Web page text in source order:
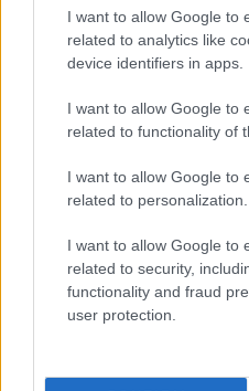
I want to allow Google to
related to analytics like
device identifiers in apps.
I want to allow Google to
related to functionality of
I want to allow Google to
related to personalization.
I want to allow Google to
related to security,
functionality and fraud
user protection.
2 órája
MotoGP: Bezzecchi közel
körrekordon